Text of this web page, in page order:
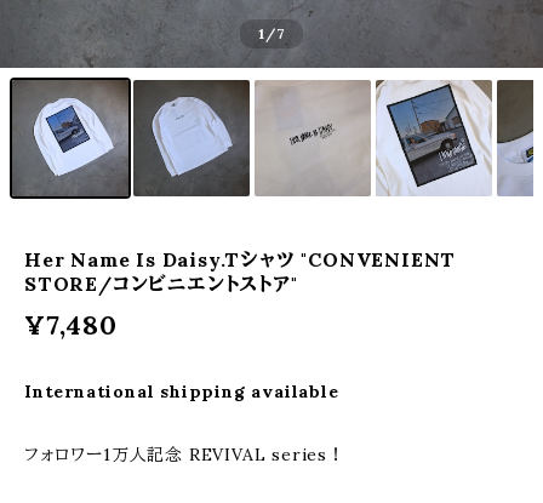
1 /7
Her Name Is Daisy.Tシャツ "CONVENIENT
STORE/コンビニエントストア"
¥7,480
International shipping available
フォロワー1万人記念 REVIVAL series！